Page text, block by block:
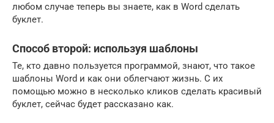
любом случае теперь вы знаете, как в Word сделать
буклет.
Способ второй: используя шаблоны
Те, кто давно пользуется программой, знают, что такое
шаблоны Word и как они облегчают жизнь. С их
помощью можно в несколько кликов сделать красивый
буклет, сейчас будет рассказано как.